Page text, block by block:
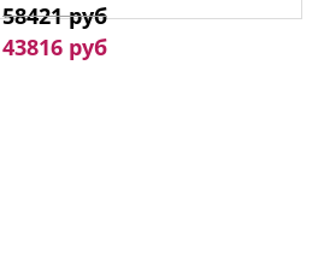
58421 руб
43816 руб